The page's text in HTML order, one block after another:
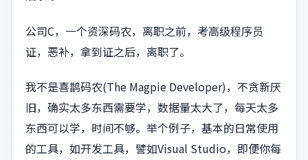
公司C，一个资深码农，离职之前，考高级程序员
证，恶补，拿到证之后，离职了。
我不是喜鹊码农(The Magpie Developer)，不贪新厌
旧，确实太多东西需要学，数据量太大了，每天太多
东西可以学，时间不够。举个例子，基本的日常使用
的工具，如开发工具，譬如Visual Studio，即便你每